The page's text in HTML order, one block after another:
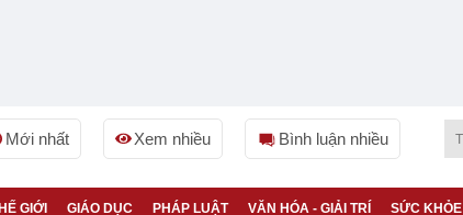
Mới nhất Xem nhiều Bình luận nhiều
GIỚI GIÁO DỤC PHÁP LUẬT VĂN HÓA - GIẢI TRÍ SỨC KHỎE